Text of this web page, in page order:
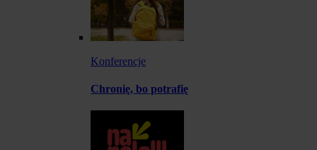
Konferencje
Chronię, bo potrafię